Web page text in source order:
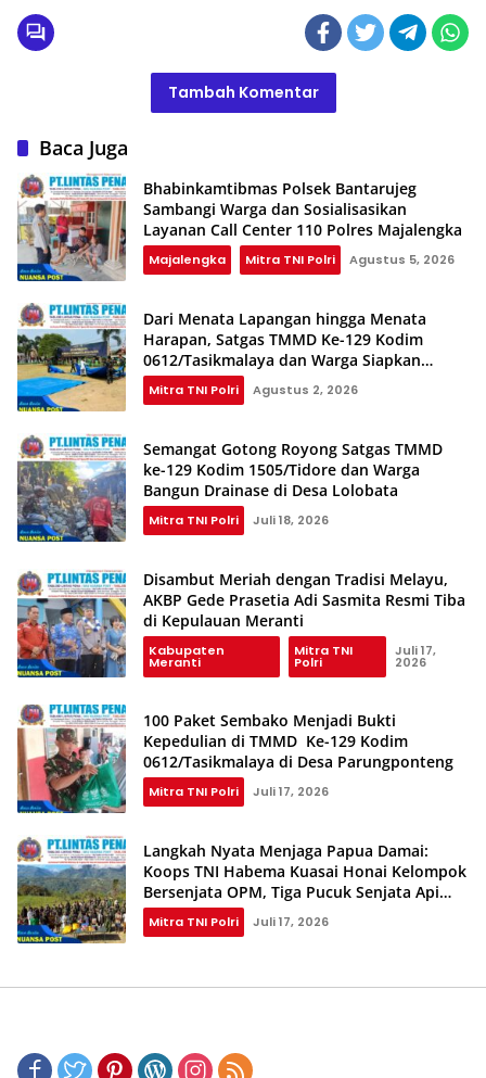
Tambah Komentar
Baca Juga
Bhabinkamtibmas Polsek Bantarujeg
Sambangi Warga dan Sosialisasikan
Layanan Call Center 110 Polres Majalengka
Majalengka Mitra TNI Polri Agustus 5, 2026
Dari Menata Lapangan hingga Menata
Harapan, Satgas TMMD Ke-129 Kodim
0612/Tasikmalaya dan Warga Siapkan
Shalat Istisqa
Mitra TNI Polri Agustus 2, 2026
Semangat Gotong Royong Satgas TMMD
ke-129 Kodim 1505/Tidore dan Warga
Bangun Drainase di Desa Lolobata
Mitra TNI Polri Juli 18, 2026
Disambut Meriah dengan Tradisi Melayu,
AKBP Gede Prasetia Adi Sasmita Resmi Tiba
di Kepulauan Meranti
Kabupaten
Meranti
Mitra TNI
Polri
Juli 17,
2026
100 Paket Sembako Menjadi Bukti
Kepedulian di TMMD Ke-129 Kodim
0612/Tasikmalaya di Desa Parungponteng
Mitra TNI Polri Juli 17, 2026
Langkah Nyata Menjaga Papua Damai:
Koops TNI Habema Kuasai Honai Kelompok
Bersenjata OPM, Tiga Pucuk Senjata Api
Berhasil Diamankan
Mitra TNI Polri Juli 17, 2026